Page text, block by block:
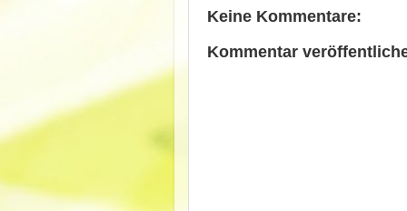
Keine Kommentare:
Kommentar